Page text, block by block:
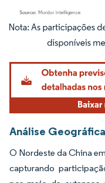
Imagem © Mordor
Análise Geográfica
O Nordeste da China
capturando